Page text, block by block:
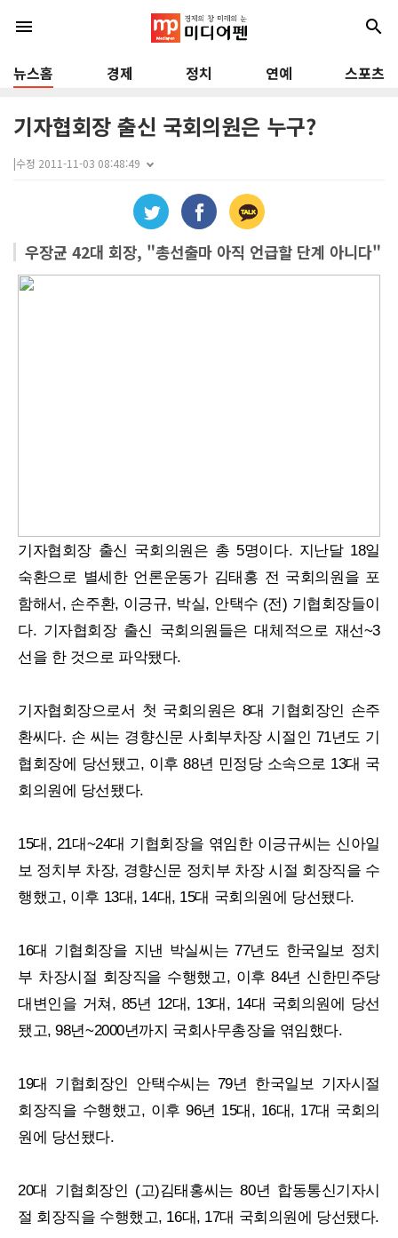
menu search
뉴스홈 경제 정치 연예 스포츠
기자협회장 출신 국회의원은 누구?
|수정 2011-11-03 08:48:49
우장균 42대 회장, "총선출마 아직 언급할 단계 아니다"
기자협회장 출신 국회의원은 총 5명이다. 지난달 18일
숙환으로 별세한 언론운동가 김태홍 전 국회의원을 포
함해서, 손주환, 이긍규, 박실, 안택수 (전) 기협회장들이
다. 기자협회장 출신 국회의원들은 대체적으로 재선~3
선을 한 것으로 파악됐다.
기자협회장으로서 첫 국회의원은 8대 기협회장인 손주
환씨다. 손 씨는 경향신문 사회부차장 시절인 71년도 기
협회장에 당선됐고, 이후 88년 민정당 소속으로 13대 국
회의원에 당선됐다.
15대, 21대~24대 기협회장을 엮임한 이긍규씨는 신아일
보 정치부 차장, 경향신문 정치부 차장 시절 회장직을 수
행했고, 이후 13대, 14대, 15대 국회의원에 당선됐다.
16대 기협회장을 지낸 박실씨는 77년도 한국일보 정치
부 차장시절 회장직을 수행했고, 이후 84년 신한민주당
대변인을 거쳐, 85년 12대, 13대, 14대 국회의원에 당선
됐고, 98년~2000년까지 국회사무총장을 엮임했다.
19대 기협회장인 안택수씨는 79년 한국일보 기자시절
회장직을 수행했고, 이후 96년 15대, 16대, 17대 국회의
원에 당선됐다.
20대 기협회장인 (고)김태홍씨는 80년 합동통신기자시
절 회장직을 수행했고, 16대, 17대 국회의원에 당선됐다.